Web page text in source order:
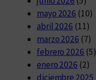
mayo 2026 (10)
abril 2026 (11)
marzo 2026 (7)
febrero 2026 (5)
enero 2026 (2)
diciembre 2025